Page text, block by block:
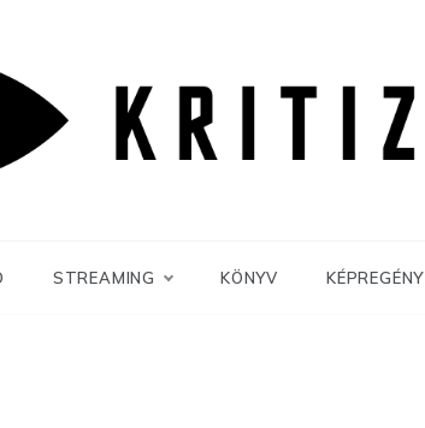
STREAMING KÖNYV KÉPREGÉNY